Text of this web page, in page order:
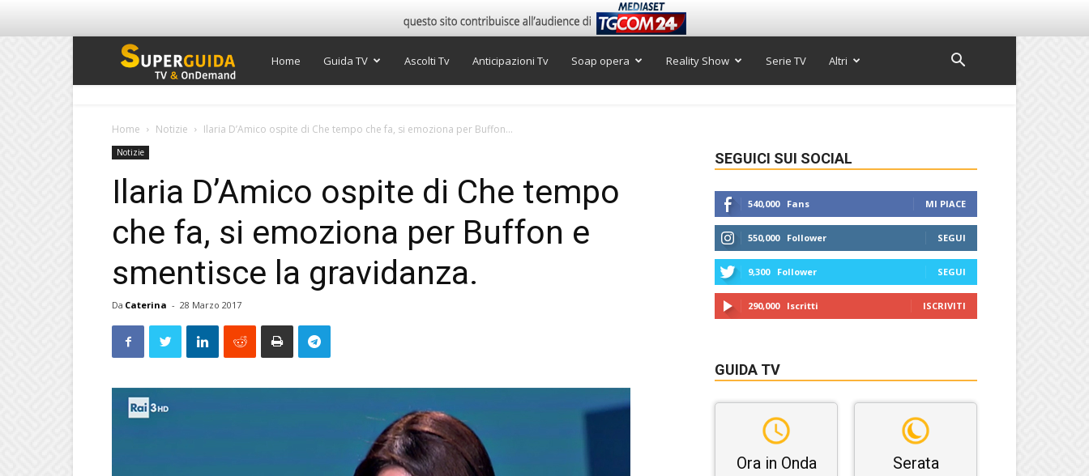
Super
Home Guida TV Ascolti Tv Anticipazioni Tv Soap opera Reality Show Serie TV Altri
Home Notizie Ilaria D’Amico ospite di Che tempo che fa, si emoziona per Buffon...
Notizie
Ilaria D’Amico ospite di Che tempo
che fa, si emoziona per Buffon e
smentisce la gravidanza.
Da Caterina - 28 Marzo 2017
SEGUICI SUI SOCIAL
540,000 Fans MI PIACE
550,000 Follower SEGUI
9,300 Follower SEGUI
290,000 Iscritti ISCRIVITI
GUIDA TV
Ora in Onda Serata